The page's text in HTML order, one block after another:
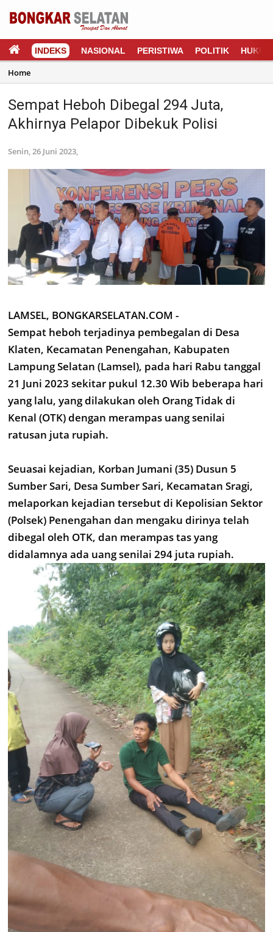
INDEKS NASIONAL PERISTIWA POLITIK HUKUM
Home
Sempat Heboh Dibegal 294 Juta,
Akhirnya Pelapor Dibekuk Polisi
Senin, 26 Juni 2023,
LAMSEL, BONGKARSELATAN.COM -
Sempat heboh terjadinya pembegalan di Desa
Klaten, Kecamatan Penengahan, Kabupaten
Lampung Selatan (Lamsel), pada hari Rabu tanggal
21 Juni 2023 sekitar pukul 12.30 Wib beberapa hari
yang lalu, yang dilakukan oleh Orang Tidak di
Kenal (OTK) dengan merampas uang senilai
ratusan juta rupiah.
Seuasai kejadian, Korban Jumani (35) Dusun 5
Sumber Sari, Desa Sumber Sari, Kecamatan Sragi,
melaporkan kejadian tersebut di Kepolisian Sektor
(Polsek) Penengahan dan mengaku dirinya telah
dibegal oleh OTK, dan merampas tas yang
didalamnya ada uang senilai 294 juta rupiah.